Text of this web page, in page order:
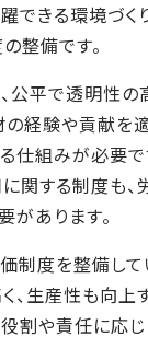
できる環境づく
整備です。
公平で透明性
の経験や貢献を
仕組みが必要で
関する制度も
があります。
制度を整備して
、生産性も向上
役割や責任に応